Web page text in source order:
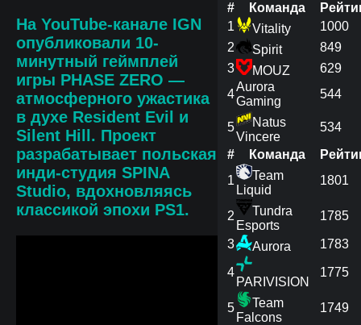
На YouTube-канале IGN
опубликовали 10-
минутный геймплей
игры PHASE ZERO —
атмосферного ужастика
в духе Resident Evil
и
Silent Hill . Проект
разрабатывает польская
инди-студия SPINA
Studio, вдохновляясь
классикой эпохи PS1.
#
Команда
1
Vitality
1000
2
Spirit
849
3
MOUZ
629
4
Aurora
Gaming
544
5
Natus
Vincere
534
#
Команда
1
Team
Liquid
1801
2
Tundra
Esports
1785
3 Aurora 1783
4
PARIVISION
1775
5
Team
Falcons
1749